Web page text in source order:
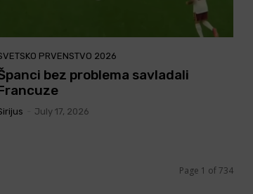
PRVENSTVO 2026
bez problema savladali
July 17, 2026
Page 1 of 734